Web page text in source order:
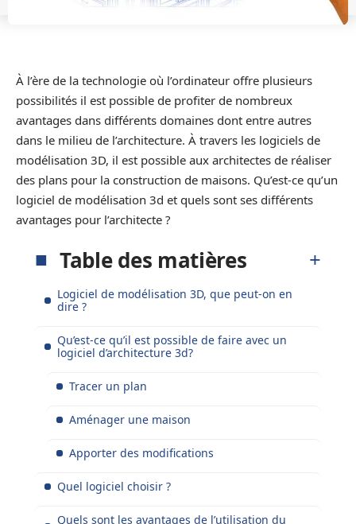
À l’ère de la technologie où l’ordinateur offre plusieurs
possibilités il est possible de profiter de nombreux
avantages dans différents domaines dont entre autres
dans le milieu de l’architecture. À travers les logiciels de
modélisation 3D, il est possible aux architectes de réaliser
des plans pour la construction de maisons. Qu’est-ce qu’un
logiciel de modélisation 3d et quels sont ses différents
avantages pour l’architecte ?
Table des matières
Logiciel de modélisation 3D, que peut-on en
dire ?
Qu’est-ce qu’il est possible de faire avec un
logiciel d’architecture 3d?
Tracer un plan
Aménager une maison
Apporter des modifications
Quel logiciel choisir ?
Quels sont les avantages de l’utilisation du